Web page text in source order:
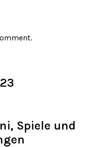
Spiele und